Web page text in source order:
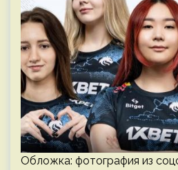
Обложка: фотография из